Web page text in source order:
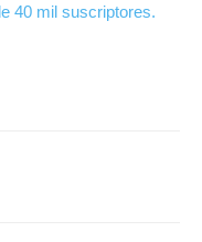
40 mil suscriptores.